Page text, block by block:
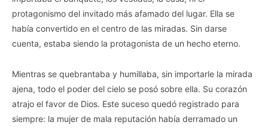
protagonismo del invitado más afamado del lugar. Ella se
había convertido en el centro de las miradas. Sin darse
cuenta, estaba siendo la protagonista de un hecho eterno.
Mientras se quebrantaba y humillaba, sin importarle la mirada
ajena, todo el poder del cielo se posó sobre ella. Su corazón
atrajo el favor de Dios. Este suceso quedó registrado para
siempre: la mujer de mala reputación había derramado un